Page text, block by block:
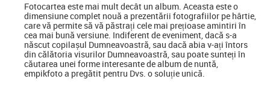
Fotocartea este mai mult decât un album. Aceasta este o
dimensiune complet nouă a prezentării fotografiilor pe hârtie,
care vă permite să vă păstrați cele mai prețioase amintiri în
cea mai bună versiune. Indiferent de eveniment, dacă s-a
născut copilașul Dumneavoastră, sau dacă abia v-ați întors
din călătoria visurilor Dumneavoastră, sau poate sunteți în
căutarea unei forme interesante de album de nuntă,
empikfoto a pregătit pentru Dvs. o soluție unică.